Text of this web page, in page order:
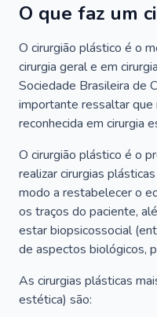
O que faz um
O cirurgião plástico é o
cirurgia geral e em
Sociedade Brasileira de
importante ressaltar que
reconhecida em cirurgia
O cirurgião plástico é o
realizar cirurgias
modo a restabelecer o
os traços do paciente,
estar biopsicossocial
de aspectos biológicos,
As cirurgias plásticas
estética) são: